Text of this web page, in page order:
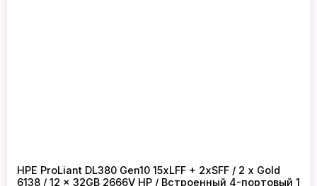
HPE ProLiant DL380 Gen10 15xLFF + 2xSFF / 2 x Gold
6138 / 12 x 32GB 2666V HP / Встроенный 4-портовый 1